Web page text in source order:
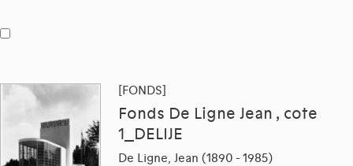
[FONDS]
Fonds De Ligne Jean , cote
1_DELIJE
De Ligne, Jean (1890 - 1985)